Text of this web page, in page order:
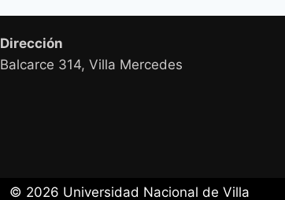
Dirección
Balcarce 314, Villa Mercedes
© 2026 Universidad Nacional de Villa